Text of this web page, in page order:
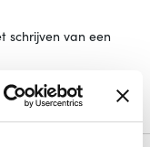
schrijven van een